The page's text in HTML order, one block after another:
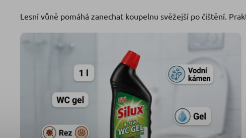
Lesní vůně pomáhá zanechat koupelnu svěžejší po čištění.